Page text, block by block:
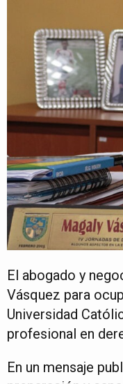
El abogado y
Vásquez para
Universidad
profesional en
En un mensaje